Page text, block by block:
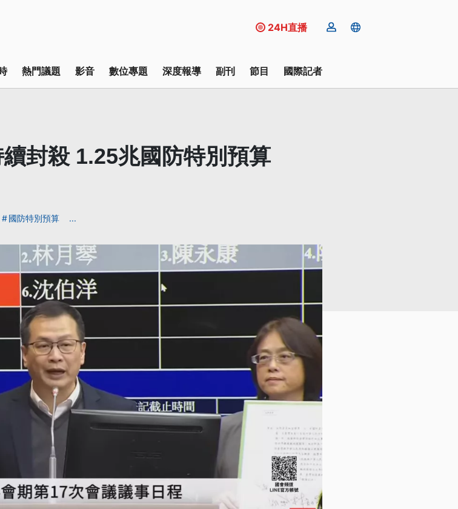
24H直播
熱門議題 影音 數位專題 深度報導 副刊 節目 國際記者
封殺 1.25兆國防特別預算
國防特別預算 ...